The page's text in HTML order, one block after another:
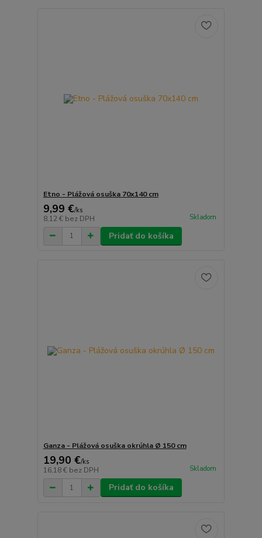
Etno - Plážová osuška 70x140 cm
9,99 €/ks
8,12 € bez DPH Skladom
Pridať do košíka
Ganza - Plážová osuška okrúhla Ø 150 cm
19,90 €/ks
16,18 € bez DPH Skladom
Pridať do košíka